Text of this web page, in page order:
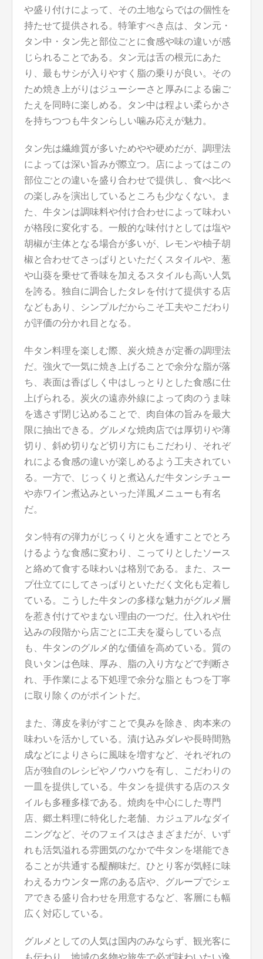
や盛り付けによって、その土地ならではの個性を
持たせて提供される。特筆すべき点は、タン元・
タン中・タン先と部位ごとに食感や味の違いが感
じられることである。タン元は舌の根元にあた
り、最もサシが入りやすく脂の乗りが良い。その
ため焼き上がりはジューシーさと厚みによる歯ご
たえを同時に楽しめる。タン中は程よい柔らかさ
を持ちつつも牛タンらしい噛み応えが魅力。
タン先は繊維質が多いためやや硬めだが、調理法
によっては深い旨みが際立つ。店によってはこの
部位ごとの違いを盛り合わせで提供し、食べ比べ
の楽しみを演出しているところも少なくない。ま
た、牛タンは調味料や付け合わせによって味わい
が格段に変化する。一般的な味付けとしては塩や
胡椒が主体となる場合が多いが、レモンや柚子胡
椒と合わせてさっぱりといただくスタイルや、葱
や山葵を乗せて香味を加えるスタイルも高い人気
を誇る。独自に調合したタレを付けて提供する店
などもあり、シンプルだからこそ工夫やこだわり
が評価の分かれ目となる。
牛タン料理を楽しむ際、炭火焼きが定番の調理法
だ。強火で一気に焼き上げることで余分な脂が落
ち、表面は香ばしく中はしっとりとした食感に仕
上げられる。炭火の遠赤外線によって肉のうま味
を逃さず閉じ込めることで、肉自体の旨みを最大
限に抽出できる。グルメな焼肉店では厚切りや薄
切り、斜め切りなど切り方にもこだわり、それぞ
れによる食感の違いが楽しめるよう工夫されてい
る。一方で、じっくりと煮込んだ牛タンシチュー
や赤ワイン煮込みといった洋風メニューも有名
だ。
タン特有の弾力がじっくりと火を通すことでとろ
けるような食感に変わり、こってりとしたソース
と絡めて食する味わいは格別である。また、スー
プ仕立てにしてさっぱりといただく文化も定着し
ている。こうした牛タンの多様な魅力がグルメ層
を惹き付けてやまない理由の一つだ。仕入れや仕
込みの段階から店ごとに工夫を凝らしている点
も、牛タンのグルメ的な価値を高めている。質の
良いタンは色味、厚み、脂の入り方などで判断さ
れ、手作業による下処理で余分な脂ともつを丁寧
に取り除くのがポイントだ。
また、薄皮を剥がすことで臭みを除き、肉本来の
味わいを活かしている。漬け込みダレや長時間熟
成などによりさらに風味を増すなど、それぞれの
店が独自のレシピやノウハウを有し、こだわりの
一皿を提供している。牛タンを提供する店のスタ
イルも多種多様である。焼肉を中心にした専門
店、郷土料理に特化した老舗、カジュアルなダイ
ニングなど、そのフェイスはさまざまだが、いず
れも活気溢れる雰囲気のなかで牛タンを堪能でき
ることが共通する醍醐味だ。ひとり客が気軽に味
わえるカウンター席のある店や、グループでシェ
アできる盛り合わせを用意するなど、客層にも幅
広く対応している。
グルメとしての人気は国内のみならず、観光客に
も伝わり、地域の名物や旅先で必ず味わいたい逸